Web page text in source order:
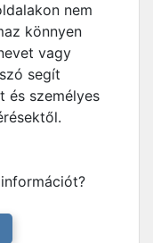
nem
könnyen
vagy
segít
és személyes